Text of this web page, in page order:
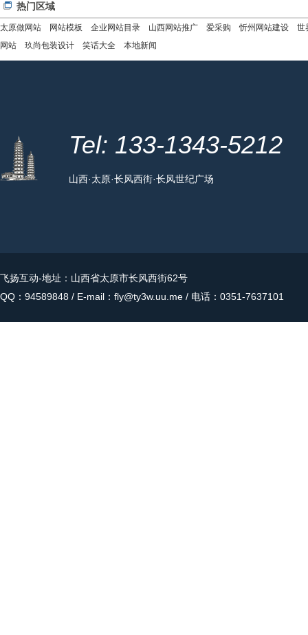
热门区域
太原做网站 网站模板 企业网站目录 山西网站推广 爱采购 忻州网站建设
世
网站
玖尚包装设计 笑话大全 本地新闻
Tel: 133-1343-5212
山西·太原·长风西街·长风世纪广场
飞扬互动-地址：山西省太原市长风西街62号
QQ：94589848 / E-mail：fly@ty3w.uu.me / 电话：0351-7637101